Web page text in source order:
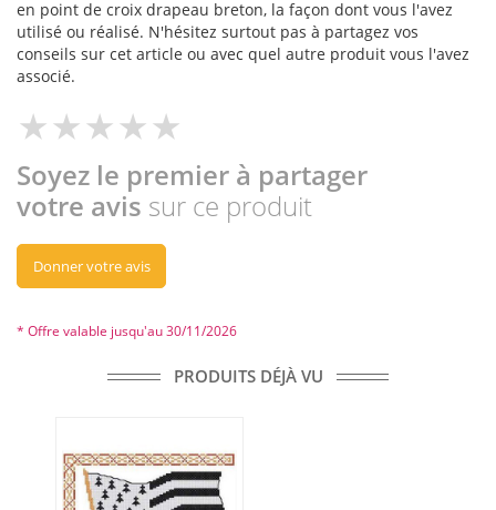
en point de croix drapeau breton, la façon dont vous l'avez
utilisé ou réalisé. N'hésitez surtout pas à partagez vos
conseils sur cet article ou avec quel autre produit vous l'avez
associé.
Soyez le premier à partager
votre avis sur ce produit
Donner votre avis
* Offre valable jusqu'au 30/11/2026
PRODUITS DÉJÀ VU